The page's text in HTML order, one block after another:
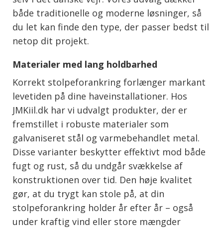
både traditionelle og moderne løsninger, så
du let kan finde den type, der passer bedst til
netop dit projekt.
Materialer med lang holdbarhed
Korrekt stolpeforankring forlænger markant
levetiden på dine haveinstallationer. Hos
JMKiil.dk har vi udvalgt produkter, der er
fremstillet i robuste materialer som
galvaniseret stål og varmebehandlet metal.
Disse varianter beskytter effektivt mod både
fugt og rust, så du undgår svækkelse af
konstruktionen over tid. Den høje kvalitet
gør, at du trygt kan stole på, at din
stolpeforankring holder år efter år – også
under kraftig vind eller store mængder